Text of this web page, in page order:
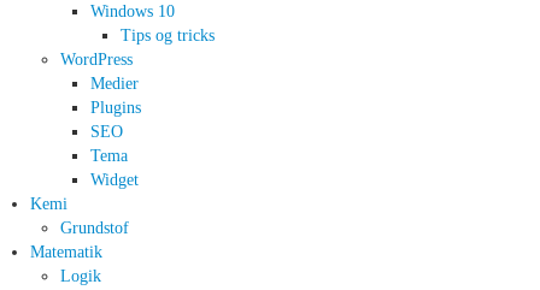
Windows 10
Tips og tricks
WordPress
Medier
Plugins
SEO
Tema
Widget
Kemi
Grundstof
Matematik
Logik